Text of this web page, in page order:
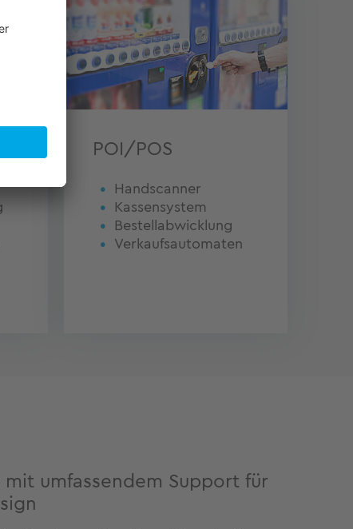
POI/POS
Handscanner
Kassensystem
Bestellabwicklung
Verkaufsautomaten
umfassendem Support für